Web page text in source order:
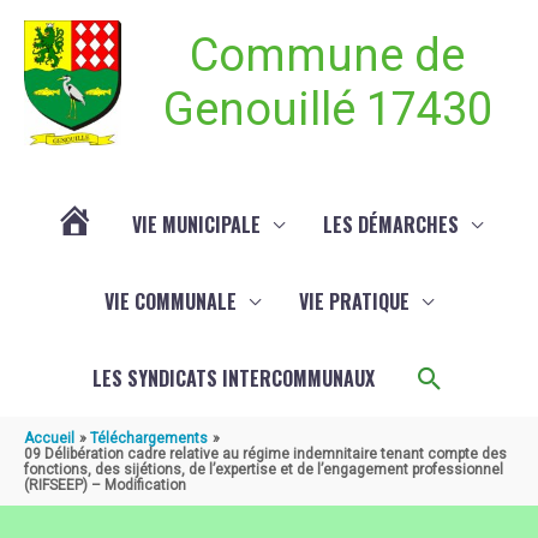
Commune de
Genouillé 17430
VIE MUNICIPALE LES DÉMARCHES
VIE COMMUNALE VIE PRATIQUE
LES SYNDICATS INTERCOMMUNAUX
Accueil
Téléchargements
09 Délibération cadre relative au régime indemnitaire tenant compte des
fonctions, des sijétions, de l’expertise et de l’engagement professionnel
(RIFSEEP) – Modification